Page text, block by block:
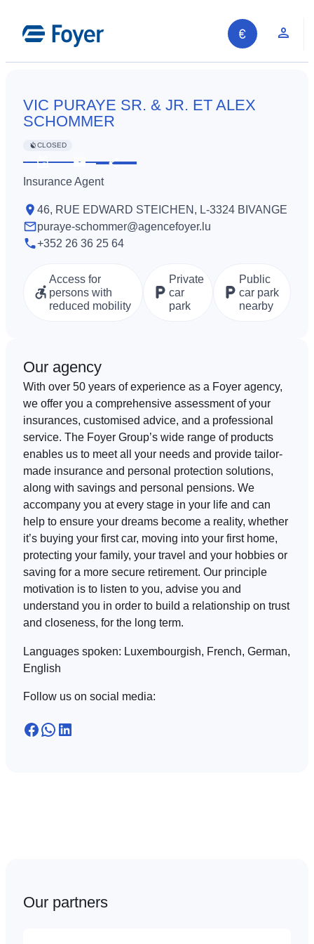
Search site
VIC PURAYE SR. & JR. ET ALEX
SCHOMMER
CLOSED
opening
hours
us
Share
Insurance Agent
46, RUE EDWARD STEICHEN, L-3324 BIVANGE
puraye-schommer@agencefoyer.lu
+352 26 36 25 64
Access for
persons with
reduced mobility
Private
car
park
Public
car park
nearby
Our agency
With over 50 years of experience as a Foyer agency,
we offer you a comprehensive assessment of your
insurances, customised advice, and a professional
service. The Foyer Group’s wide range of products
enables us to meet all your needs and provide tailor-
made insurance and personal protection solutions,
along with savings and personal pensions. We
accompany you at every stage in your life and can
help to ensure your dreams become a reality, whether
it’s buying your first car, moving into your first home,
protecting your family, your travel and your hobbies or
saving for a more secure retirement. Our principle
motivation is to listen to you, advise you and
understand you in order to build a relationship on trust
and closeness, for the long term.
Languages spoken: Luxembourgish, French, German,
English
Follow us on social media:
Facebook
WhatsApp
LinkedIn
Our partners